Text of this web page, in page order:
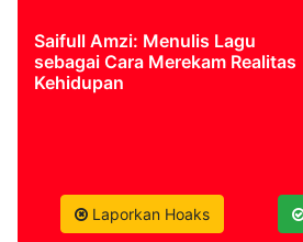
Kabarbaru.co
2026
Saifull Amzi: Menulis Lagu
sebagai Cara Merekam Realitas
Kehidupan
Laporkan Hoaks